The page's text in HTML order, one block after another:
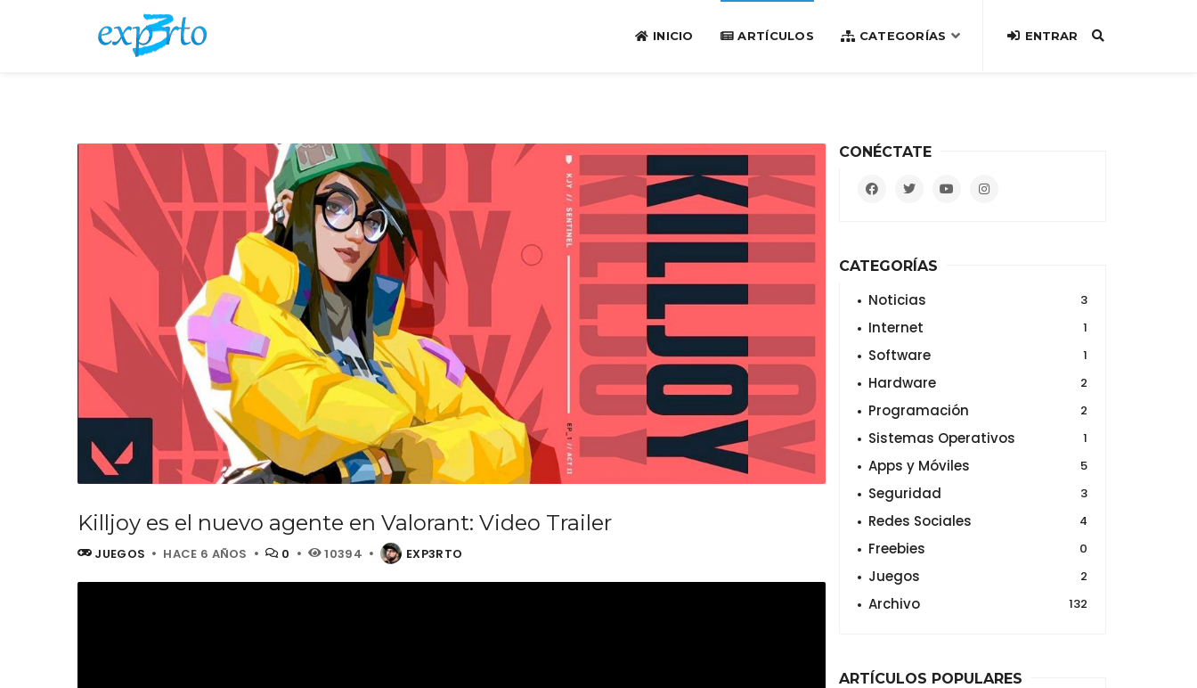
ENTRAR
INICIO ARTÍCULOS CATEGORÍAS
Killjoy es el nuevo agente en Valorant: Video Trailer
JUEGOS HACE 6 AÑOS 0 10394 EXP3RTO
CONÉCTATE
CATEGORÍAS
Noticias 3
Internet 1
Software 1
Hardware 2
Programación 2
Sistemas Operativos 1
Apps y Móviles 5
Seguridad 3
Redes Sociales 4
Freebies 0
Juegos 2
Archivo 132
ARTÍCULOS POPULARES